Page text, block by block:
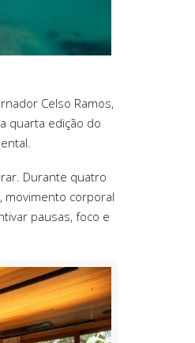
Celso Ramos,
quarta edição do
Durante quatro
movimento corporal
pausas, foco e